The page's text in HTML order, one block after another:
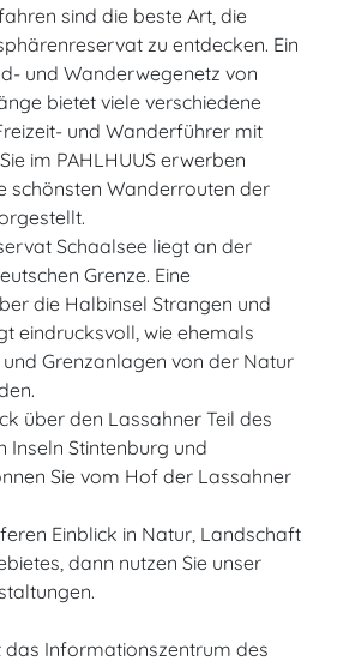
sind die beste Art, die
zu entdecken. Ein
und Wanderwegenetz von
bietet viele verschiedene
und Wanderführer mit
im PAHLHUUS erwerben
schönsten Wanderrouten der
Schaalsee liegt an der
Grenze. Eine
die Halbinsel Strangen und
eindrucksvoll, wie ehemals
Grenzanlagen von der Natur
über den Lassahner Teil des
Inseln Stintenburg und
Sie vom Hof der Lassahner
Einblick in Natur, Landschaft
dann nutzen Sie unser
das Informationszentrum des